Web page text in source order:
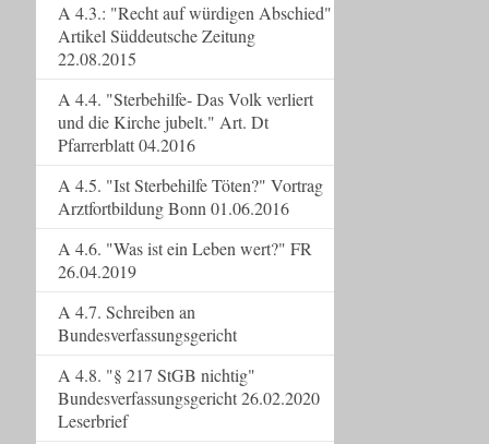
A 4.3.: "Recht auf würdigen Abschied"
Artikel Süddeutsche Zeitung
22.08.2015
A 4.4. "Sterbehilfe- Das Volk verliert
und die Kirche jubelt." Art. Dt
Pfarrerblatt 04.2016
A 4.5. "Ist Sterbehilfe Töten?" Vortrag
Arztfortbildung Bonn 01.06.2016
A 4.6. "Was ist ein Leben wert?" FR
26.04.2019
A 4.7. Schreiben an
Bundesverfassungsgericht
A 4.8. "§ 217 StGB nichtig"
Bundesverfassungsgericht 26.02.2020
Leserbrief